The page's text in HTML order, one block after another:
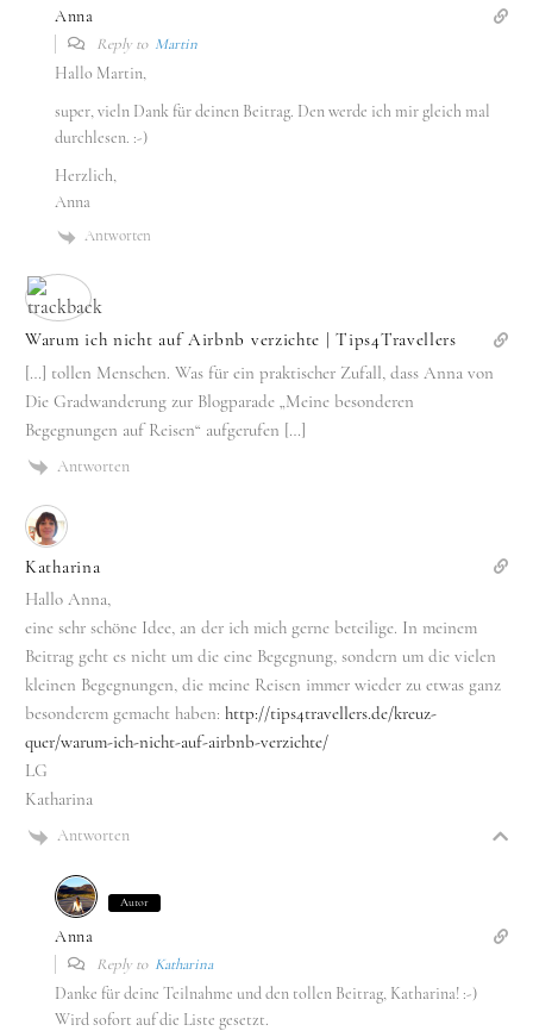
Anna
Reply to Martin
Hallo Martin,
super, vieln Dank für deinen Beitrag. Den werde ich mir gleich mal
durchlesen. :-)
Herzlich,
Anna
Antworten
Warum ich nicht auf Airbnb verzichte | Tips4Travellers
[…] tollen Menschen. Was für ein praktischer Zufall, dass Anna von
Die Gradwanderung zur Blogparade „Meine besonderen
Begegnungen auf Reisen“ aufgerufen […]
Antworten
Katharina
Hallo Anna,
eine sehr schöne Idee, an der ich mich gerne beteilige. In meinem
Beitrag geht es nicht um die eine Begegnung, sondern um die vielen
kleinen Begegnungen, die meine Reisen immer wieder zu etwas ganz
besonderem gemacht haben: http://tips4travellers.de/kreuz-
quer/warum-ich-nicht-auf-airbnb-verzichte/
LG
Katharina
Antworten
Autor
Anna
Reply to Katharina
Danke für deine Teilnahme und den tollen Beitrag, Katharina! :-)
Wird sofort auf die Liste gesetzt.